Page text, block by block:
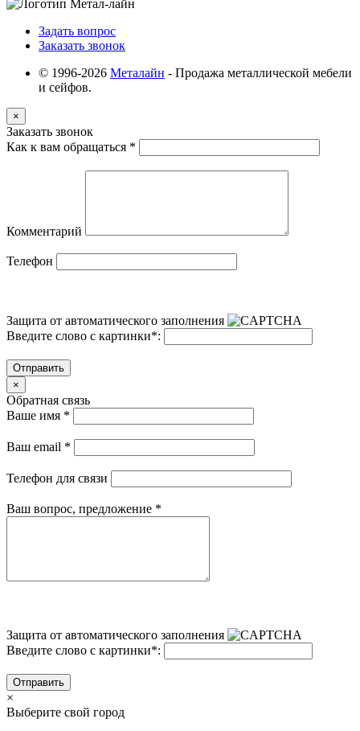
Задать вопрос
Заказать звонок
© 1996-2026 Металайн - Продажа металлической мебели
и сейфов.
×
Заказать звонок
Как к вам обращаться *
Комментарий
Телефон
Защита от автоматического заполнения
Введите слово с картинки*:
Отправить
×
Обратная связь
Ваше имя *
Ваш email *
Телефон для связи
Ваш вопрос, предложение *
Защита от автоматического заполнения
Введите слово с картинки*:
Отправить
×
Выберите свой город